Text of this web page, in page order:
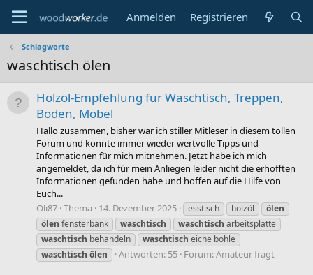
Anmelden Registrieren
Schlagworte
waschtisch ölen
Holzöl-Empfehlung für Waschtisch, Treppen,
Boden, Möbel
Hallo zusammen, bisher war ich stiller Mitleser in diesem tollen
Forum und konnte immer wieder wertvolle Tipps und
Informationen für mich mitnehmen. Jetzt habe ich mich
angemeldet, da ich für mein Anliegen leider nicht die erhofften
Informationen gefunden habe und hoffen auf die Hilfe von
Euch...
Oli87 Thema 14. Dezember 2025 esstisch holzöl
ölen
ölen fensterbank waschtisch waschtisch arbeitsplatte
waschtisch behandeln waschtisch eiche bohle
waschtisch ölen Antworten: 55 Forum:Amateur fragt